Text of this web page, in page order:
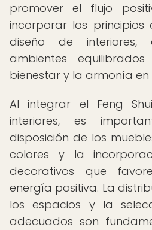
promover el flujo
incorporar los principios
diseño de interiores,
ambientes
bienestar y la armonía en
Al integrar el Feng
interiores, es
disposición de los
colores y la
decorativos que
energía positiva. La
los espacios y la
adecuados son